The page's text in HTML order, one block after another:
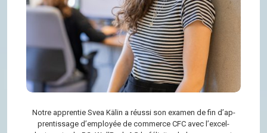
Notre appren­tie Svea Kälin a réussi son exa­men de fin d’ap­
pren­tis­sage d’em­ployée de com­merce CFC avec l’ex­cel­